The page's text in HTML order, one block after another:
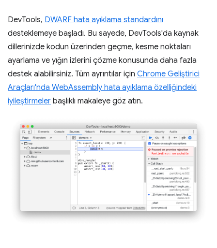
DevTools, DWARF hata ayıklama standardını
desteklemeye başladı. Bu sayede, DevTools'da kaynak
dillerinizde kodun üzerinden geçme, kesme noktaları
ayarlama ve yığın izlerini çözme konusunda daha fazla
destek alabilirsiniz. Tüm ayrıntılar için Chrome Geliştirici
Araçları'nda WebAssembly hata ayıklama özelliğindeki
iyileştirmeler başlıklı makaleye göz atın.